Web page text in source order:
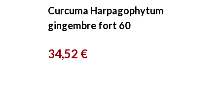
Curcuma Harpagophytum
gingembre fort 60
Paris
Prix
34,52 €